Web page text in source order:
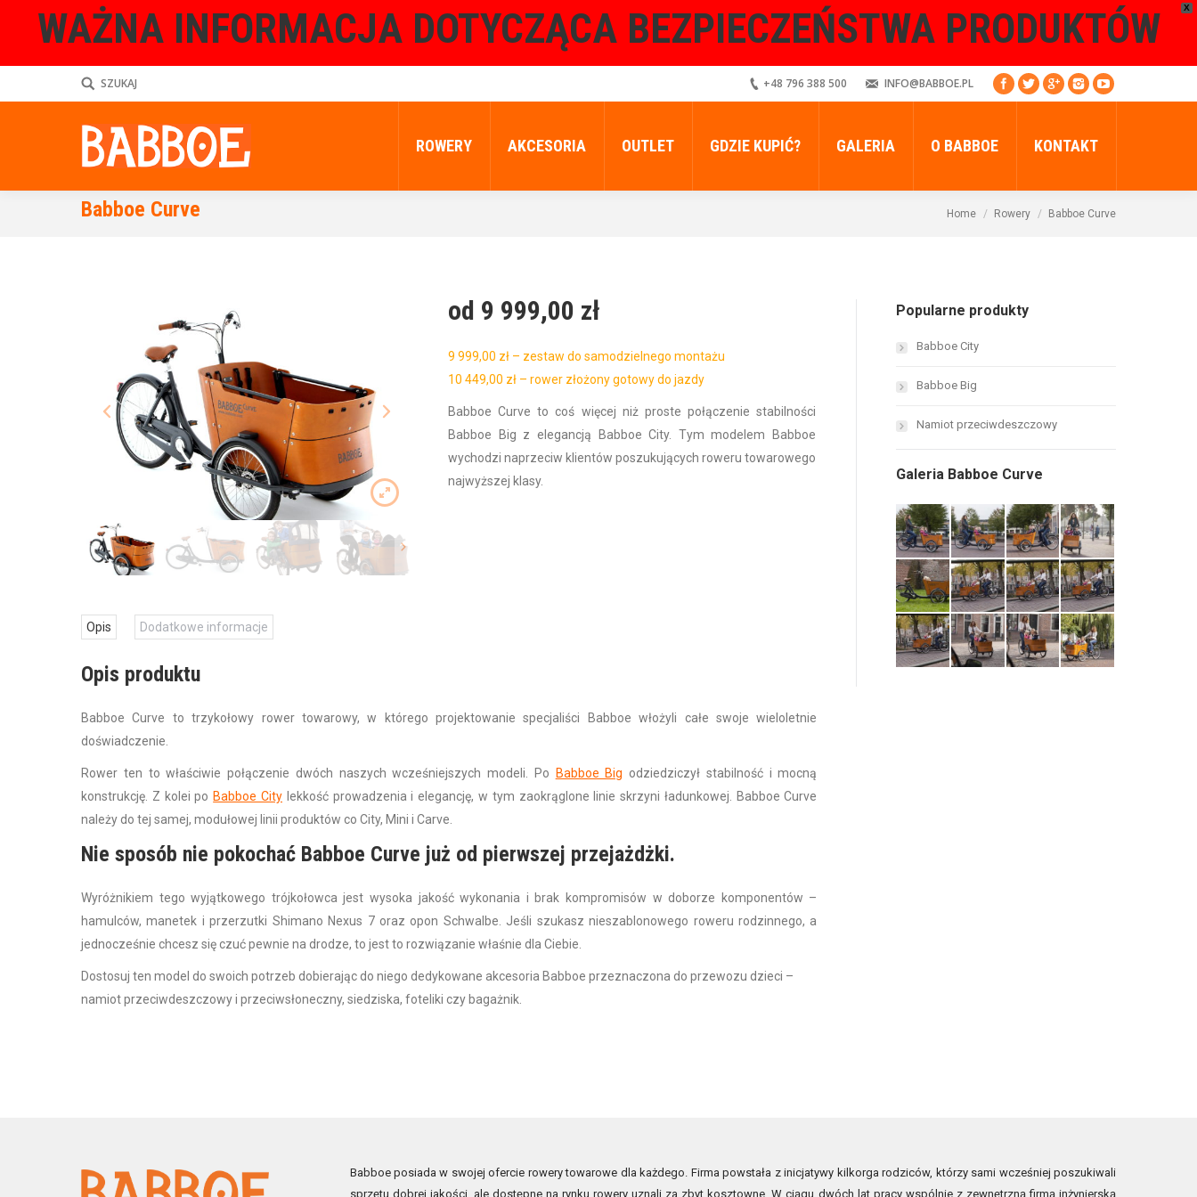
X
WAŻNA INFORMACJA DOTYCZĄCA BEZPIECZEŃSTWA PRODUKTÓW
SZUKAJ +48 796 388 500 INFO@BABBOE.PL
ROWERY AKCESORIA OUTLET GDZIE KUPIĆ? GALERIA O BABBOE KONTAKT
Babboe Curve Home Rowery Babboe Curve
od 9 999,00 zł
9 999,00 zł – zestaw do samodzielnego montażu
10 449,00 zł – rower złożony gotowy do jazdy
Babboe Curve to coś więcej niż proste połączenie stabilności
Babboe Big z elegancją Babboe City. Tym modelem Babboe
wychodzi naprzeciw klientów poszukujących roweru towarowego
najwyższej klasy.
Opis Dodatkowe informacje
Opis produktu
Babboe Curve to trzykołowy rower towarowy, w którego projektowanie specjaliści Babboe włożyli całe swoje wieloletnie
doświadczenie.
Rower ten to właściwie połączenie dwóch naszych wcześniejszych modeli. Po Babboe Big odziedziczył stabilność i mocną
konstrukcję. Z kolei po Babboe Citylekkość prowadzenia i elegancję, w tym zaokrąglone linie skrzyni ładunkowej. Babboe Curve
należy do tej samej, modułowej linii produktów co City, Mini i Carve.
Nie sposób nie pokochać Babboe Curve już od pierwszej przejażdżki.
Wyróżnikiem tego wyjątkowego trójkołowca jest wysoka jakość wykonania i brak kompromisów w doborze komponentów –
hamulców, manetek i przerzutki Shimano Nexus 7 oraz opon Schwalbe. Jeśli szukasz nieszablonowego roweru rodzinnego, a
jednocześnie chcesz się czuć pewnie na drodze, to jest to rozwiązanie właśnie dla Ciebie.
Dostosuj ten model do swoich potrzeb dobierając do niego dedykowane akcesoria Babboe przeznaczona do przewozu dzieci –
namiot przeciwdeszczowy i przeciwsłoneczny, siedziska, foteliki czy bagażnik.
Popularne produkty
Babboe City
Babboe Big
Namiot przeciwdeszczowy
Galeria Babboe Curve
Babboe posiada w swojej ofercie rowery towarowe dla każdego. Firma powstała z inicjatywy kilkorga rodziców, którzy sami wcześniej poszukiwali
sprzętu dobrej jakości, ale dostępne na rynku rowery uznali za zbyt kosztowne. W ciągu dwóch lat pracy wspólnie z zewnętrzną firmą inżynierską